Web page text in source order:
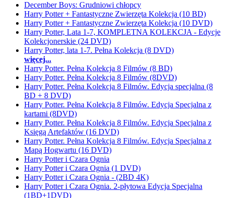
December Boys: Grudniowi chłopcy
Harry Potter + Fantastyczne Zwierzęta Kolekcja (10 BD)
Harry Potter + Fantastyczne Zwierzęta Kolekcja (10 DVD)
Harry Potter, Lata 1-7, KOMPLETNA KOLEKCJA - Edycje
Kolekcjonerskie (24 DVD)
Harry Potter, lata 1-7. Pełna Kolekcja (8 DVD)
więcej...
Harry Potter. Pełna Kolekcja 8 Filmów (8 BD)
Harry Potter. Pełna Kolekcja 8 Filmów (8DVD)
Harry Potter. Pełna Kolekcja 8 Filmów. Edycja specjalna (8
BD + 8 DVD)
Harry Potter. Pełna Kolekcja 8 Filmów. Edycja Specjalna z
kartami (8DVD)
Harry Potter. Pełna Kolekcja 8 Filmów. Edycja Specjalna z
Księgą Artefaktów (16 DVD)
Harry Potter. Pełna Kolekcja 8 Filmów. Edycja Specjalna z
Mapą Hogwartu (16 DVD)
Harry Potter i Czara Ognia
Harry Potter i Czara Ognia (1 DVD)
Harry Potter i Czara Ognia - (2BD 4K)
Harry Potter i Czara Ognia. 2-płytowa Edycja Specjalna
(1BD+1DVD)